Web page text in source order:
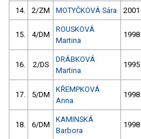
14. 2/ZM MOTYČKOVÁ Sára 2001
15. 4/DM
ROUSKOVÁ
Martina
1998
16. 2/DS
DRÁBKOVÁ
Martina
1995
17. 5/DM
KŘEMPKOVÁ
Anna
1998
18. 6/DM
KAMINSKÁ
Barbora
1998